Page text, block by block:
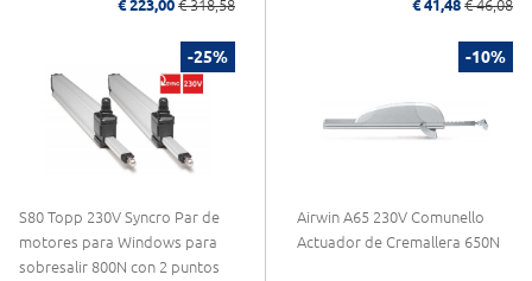
€ 223,00 € 318,58 € 41,48 € 46,08
-25%
S80 Topp 230V Syncro Par de
motores para Windows para
sobresalir 800N con 2 puntos
-10%
Airwin A65 230V Comunello
Actuador de Cremallera 650N